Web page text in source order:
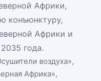
Африки,
конъюнктуру,
Африки и
года.
воздуха»,
Африка»,